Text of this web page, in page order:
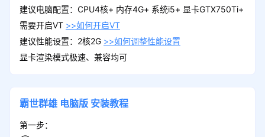
建议电脑配置：CPU4核+ 内存4G+ 系统i5+ 显卡GTX750Ti+
需要开启VT >>如何开启VT
建议性能设置：2核2G >>如何调整性能设置
显卡渲染模式极速、兼容均可
霸世群雄 电脑版 安装教程
第一步：